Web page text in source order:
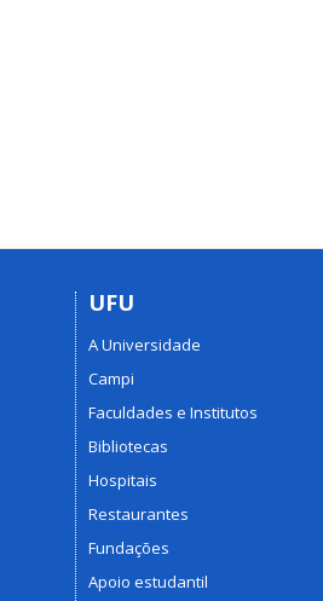
UFU
A Universidade
Campi
Faculdades e Institutos
Bibliotecas
Hospitais
Restaurantes
Fundações
Apoio estudantil